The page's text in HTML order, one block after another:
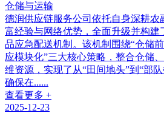
仓储与运输
德润供应链服务公司依托自身深耕农
富经验与网络优势，全面升级并构建
品应急配送机制。该机制围绕“仓储
应模块化”三大核心策略，整合仓储
维资源，实现了从“田间地头”到“部
确保在......
查看更多 +
2025-12-23